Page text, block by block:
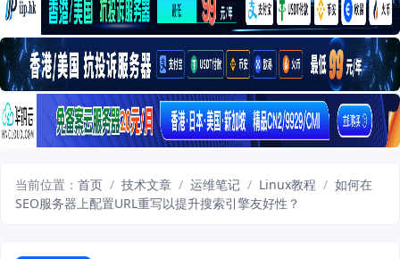
当前位置： 首页 / 技术文章 / 运维笔记 / Linux教程 / 如何在
SEO服务器上配置URL重写以提升搜索引擎友好性？